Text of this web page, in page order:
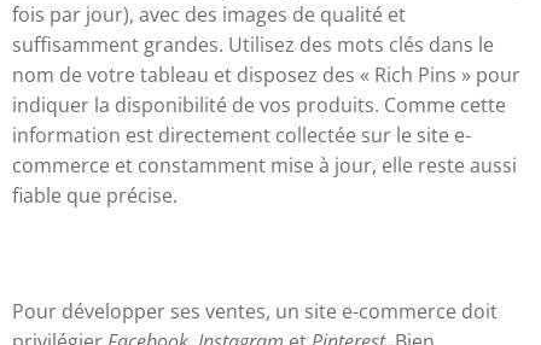
fois par jour), avec des images de qualité et
suffisamment grandes. Utilisez des mots clés dans le
nom de votre tableau et disposez des « Rich Pins » pour
indiquer la disponibilité de vos produits. Comme cette
information est directement collectée sur le site e-
commerce et constamment mise à jour, elle reste aussi
fiable que précise.
Pour développer ses ventes, un site e-commerce doit